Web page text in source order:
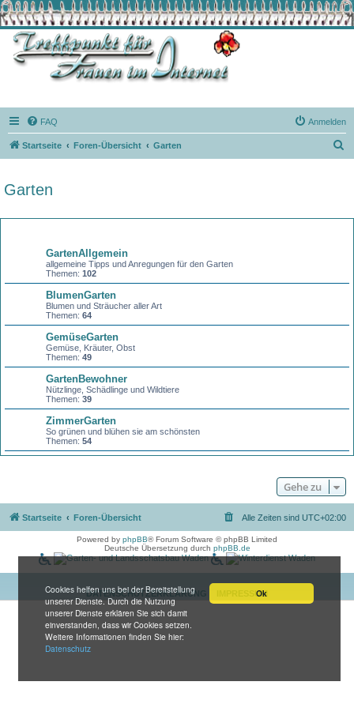
Ok
Cookies helfen uns bei der Bereitstellung
unserer Dienste. Durch die Nutzung
unserer Dienste erklären Sie sich damit
einverstanden, dass wir Cookies setzen.
Weitere Informationen finden Sie hier:
Datenschutz
FAQ Anmelden
Startseite Foren-Übersicht Garten
e
Garten
GartenAllgemein
allgemeine Tipps und Anregungen für den Garten
Themen: 102
BlumenGarten
Blumen und Sträucher aller Art
Themen: 64
GemüseGarten
Gemüse, Kräuter, Obst
Themen: 49
GartenBewohner
Nützlinge, Schädlinge und Wildtiere
Themen: 39
ZimmerGarten
So grünen und blühen sie am schönsten
Themen: 54
Gehe zu
Startseite Foren-Übersicht Alle Zeiten sind UTC+02:00
Powered by phpBB® Forum Software © phpBB Limited
Deutsche Übersetzung durch phpBB.de
DATENSCHUTZERKLÄRUNG IMPRESSUM